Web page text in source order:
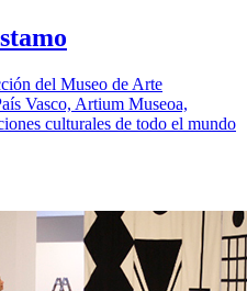
del Museo de Arte
Vasco, Artium Museoa,
culturales de todo el mundo